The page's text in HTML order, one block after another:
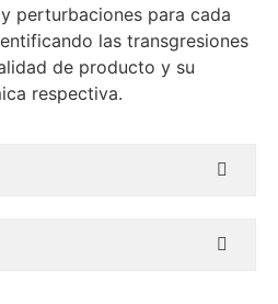
perturbaciones para cada
las transgresiones
de producto y su
respectiva.